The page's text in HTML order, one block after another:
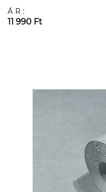
ÁR:
11 990 Ft